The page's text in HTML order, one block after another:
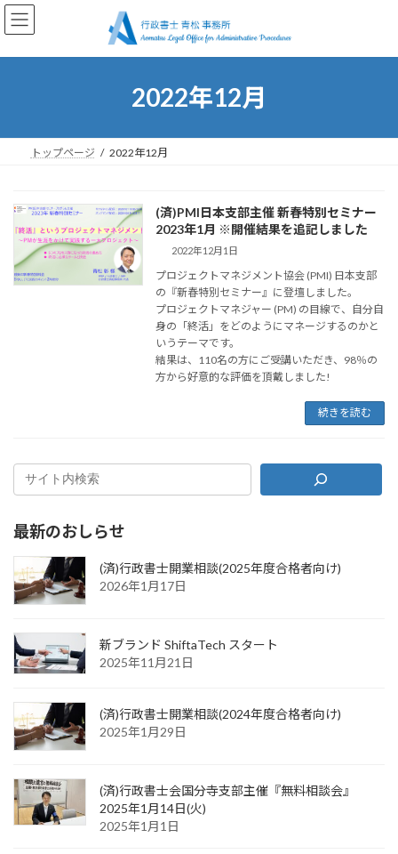
コ
ン
ン
ナ
ビ
ー
2022年12月
トップページ 2022年12月
(済)PMI日本支部主催 新春特別セミナー
2023年1月 ※開催結果を追記しました
2022年12月1日
プロジェクトマネジメント協会 (PMI) 日本支部
の『新春特別セミナー』に登壇しました。
プロジェクトマネジャー (PM) の目線で、自分自
身の「終活」をどのようにマネージするのかと
いうテーマです。
結果は、110名の方にご受講いただき、98％の
方から好意的な評価を頂戴しました!
続きを読む
最新のおしらせ
(済)行政書士開業相談(2025年度合格者向け)
2026年1月17日
新ブランド ShiftaTech スタート
2025年11月21日
(済)行政書士開業相談(2024年度合格者向け)
2025年1月29日
(済)行政書士会国分寺支部主催『無料相談会』
2025年1月14日(火)
2025年1月1日